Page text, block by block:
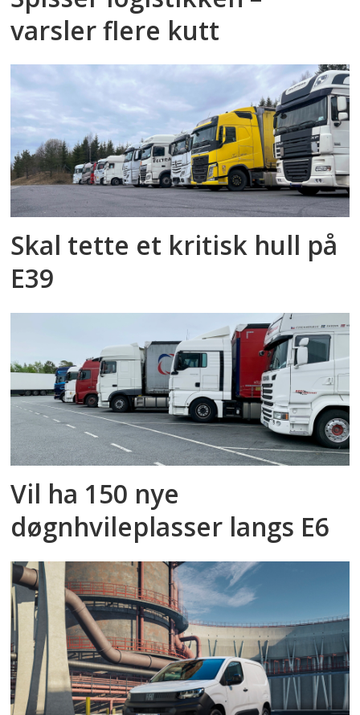
varsler flere kutt
Skal tette et kritisk hull på
E39
Vil ha 150 nye
døgnhvileplasser langs E6